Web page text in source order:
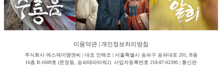
이용약관 개인정보처리방침
주식회사 에스제이엠엔씨 | 대표 안해조 | 서울특별시 송파구 송파대로 201, B동
16층 B-1609호 (문정동, 송파테라타워2) 사업자등록번호 218-87-02390 | 통신판